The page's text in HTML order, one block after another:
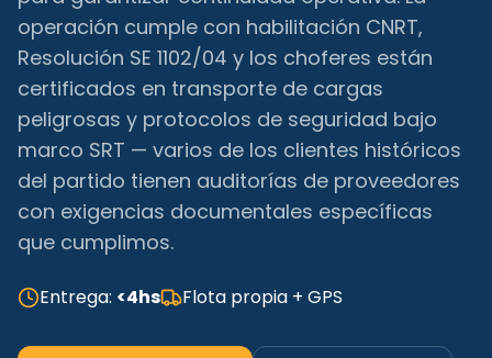
operación cumple con habilitación CNRT,
Resolución SE 1102/04 y los choferes están
certificados en transporte de cargas
peligrosas y protocolos de seguridad bajo
marco SRT — varios de los clientes históricos
del partido tienen auditorías de proveedores
con exigencias documentales específicas
que cumplimos.
Entrega: <4hs Flota propia + GPS